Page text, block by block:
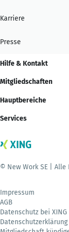
Karriere
Presse
Hilfe & Kontakt
Mitgliedschaften
Hauptbereiche
Services
© New Work SE |
Impressum
AGB
Datenschutz bei XING
Datenschutzerklärung